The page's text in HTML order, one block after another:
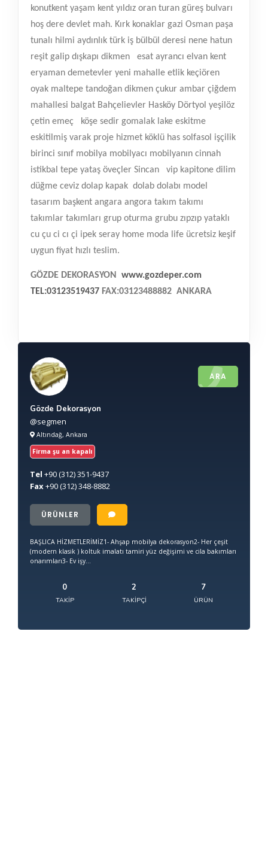
konutkent yaşam kent yıldız oran turan güreş bulvarı
hoş dere devlet mah. Kırk konaklar gazi Osman paşa
tunalı hilmi aydınlık türk iş bülbül deresi nene hatun
reşit galip dışkapı dikmen
esat ayrancı elvan kent
eryaman demetevler yeni mahalle etlik keçiören
oyak maltepe tandoğan dikmen çukur ambar çiğdem
mahallesi balgat Bahçelievler Hasköy Dörtyol yeşilöz
çetin emeç
köşe sedir gomalak lake eskitme
eskitilmiş varak proje hizmet köklü has solfasol işçilik
birinci sınıf mobilya mobilyacı mobilyanın cinnah
istikbal tepe yataş öveçler Sincan
vip kapitone dilim
düğme ceviz dolap kapak dolab dolabı model
tasarım başkent angara angora takım takımı
takımlar takımları grup oturma grubu zıpzıp yataklı
cu çu ci cı çi ipek seray home moda life ücretsiz keşif
uygun fiyat hızlı teslim.
GÖZDE DEKORASYON
www.gozdeper.com
TEL:03123519437 FAX:03123488882 ANKARA
ARA
Gözde Dekorasyon
@segmen
Altındağ, Ankara
Firma şu an kapalı
Tel +90(312) 351-9437
Fax+90(312) 348-8882
ÜRÜNLER
BAŞLICA HİZMETLERİMİZ1- Ahşap mobilya dekorasyon2- Her çeşit
(modern klasik ) koltuk imalatı tamiri yüz değişimi ve cila bakımları
onarımları3- Ev işy...
0
TAKIP
2
TAKIPÇI
7
ÜRÜN